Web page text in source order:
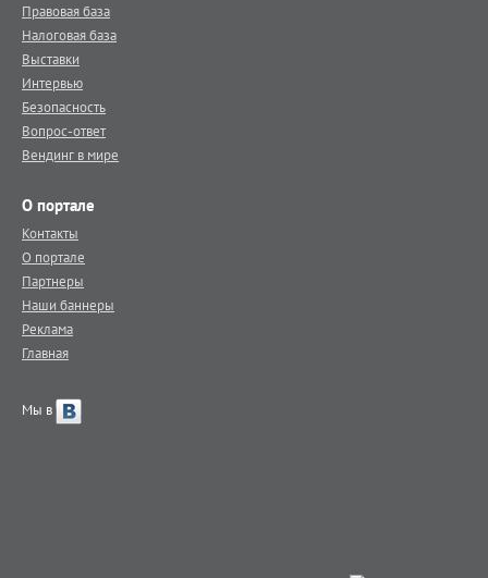
Правовая база
Налоговая база
Выставки
Интервью
Безопасность
Вопрос-ответ
Вендинг в мире
О портале
Контакты
О портале
Партнеры
Наши баннеры
Реклама
Главная
Мы в